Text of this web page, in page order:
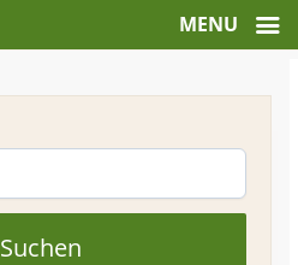
Suchen